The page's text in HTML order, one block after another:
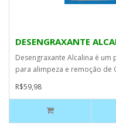
DESENGRAXANTE
Desengraxante Alcalina é
para alimpeza e remoção de
R$59,98